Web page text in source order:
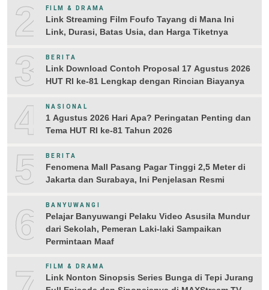
2 FILM & DRAMA
Link Streaming Film Foufo Tayang di Mana Ini
Link, Durasi, Batas Usia, dan Harga Tiketnya
3 BERITA
Link Download Contoh Proposal 17 Agustus 2026
HUT RI ke-81 Lengkap dengan Rincian Biayanya
4 NASIONAL
1 Agustus 2026 Hari Apa? Peringatan Penting dan
Tema HUT RI ke-81 Tahun 2026
5 BERITA
Fenomena Mall Pasang Pagar Tinggi 2,5 Meter di
Jakarta dan Surabaya, Ini Penjelasan Resmi
6 BANYUWANGI
Pelajar Banyuwangi Pelaku Video Asusila Mundur
dari Sekolah, Pemeran Laki-laki Sampaikan
Permintaan Maaf
FILM & DRAMA
Link Nonton Sinopsis Series Bunga di Tepi Jurang